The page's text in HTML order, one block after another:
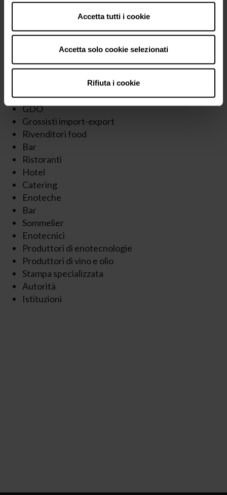
Accetta tutti i cookie
Accetta solo cookie selezionati
Rifiuta i cookie
Ingressi con tornelli dedicati
Ristoranti a piano terra; ristoranti ad altri piani
raggiungibili con ascensori.
L’ingresso è riservato agli operatori che appartengono
alle seguenti categorie, nel rispetto delle giornate ad
esse dedicate:
GDO
Grossisti import-export
Rivenditori food
Bar
Ristoranti
Hotel
Catering
Enoteche
Bar
Sommelier
Enotecnici
Produttori di enotecnologie
Produttori di vino e olio
Stampa specializzata
Autorità
Istituzioni